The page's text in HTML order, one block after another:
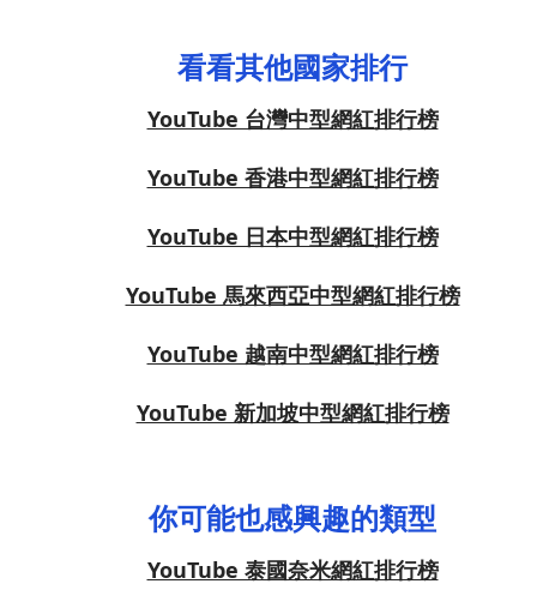
看看其他國家排行
YouTube 台灣中型網紅排行榜
YouTube 香港中型網紅排行榜
YouTube 日本中型網紅排行榜
YouTube 馬來西亞中型網紅排行榜
YouTube 越南中型網紅排行榜
YouTube 新加坡中型網紅排行榜
你可能也感興趣的類型
YouTube 泰國奈米網紅排行榜